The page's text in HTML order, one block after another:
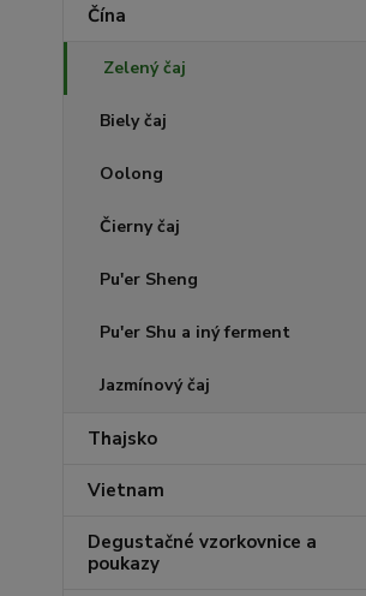
Čína
Zelený čaj
Biely čaj
Oolong
Čierny čaj
Pu'er Sheng
Pu'er Shu a iný ferment
Jazmínový čaj
Thajsko
Vietnam
Degustačné vzorkovnice a
poukazy